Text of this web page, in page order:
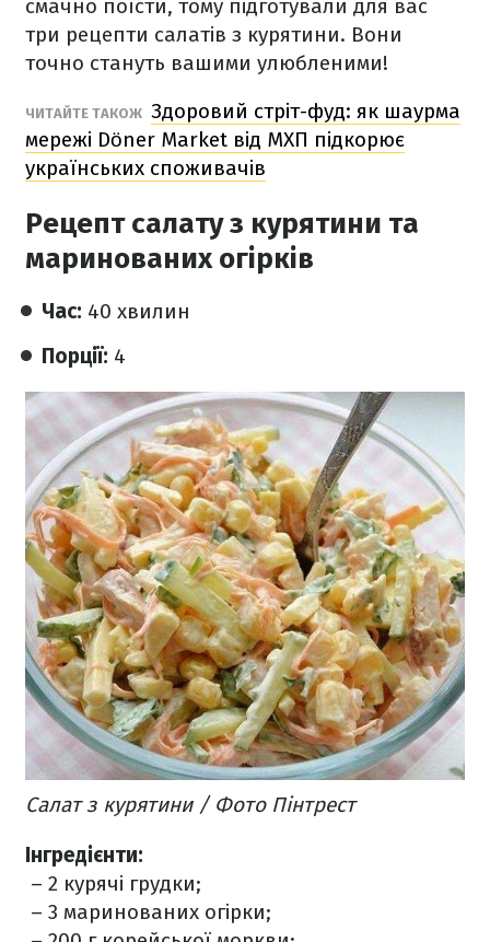
смачно поїсти, тому підготували для вас
три рецепти салатів з курятини. Вони
точно стануть вашими улюбленими!
ЧИТАЙТЕ ТАКОЖ Здоровий стріт-фуд: як шаурма
мережі Döner Market від МХП підкорює
українських споживачів
Рецепт салату з курятини та
маринованих огірків
Час: 40 хвилин
Порції: 4
Салат з курятини / Фото Пінтрест
Інгредієнти:
– 2 курячі грудки;
– 3 маринованих огірки;